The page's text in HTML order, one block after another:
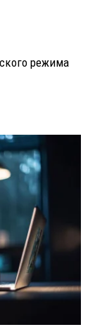
режима